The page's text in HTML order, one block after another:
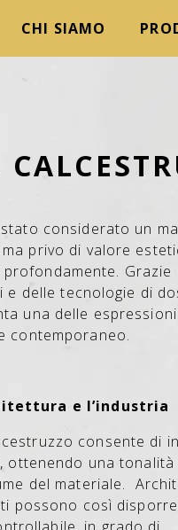
CHI SIAMO
considerato un
privo di valore
Grazie
e delle tecnologie di
una delle
contemporaneo.
e
consente di
ottenendo una tonalità
del materiale.
possono così